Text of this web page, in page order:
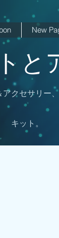
New
と
クセサリー
キット。